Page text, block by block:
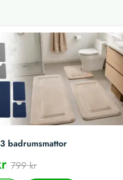
badrumsmattor
799 kr